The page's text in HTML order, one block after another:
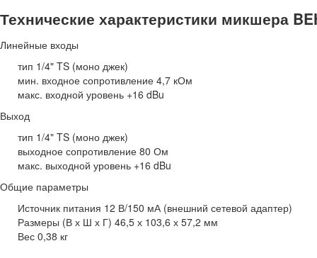
Технические характеристики микшера
Линейные входы
тип 1/4" TS (моно джек)
мин. входное сопротивление 4,7 кОм
макс. входной уровень +16 dBu
Выход
тип 1/4" TS (моно джек)
выходное сопротивление 80 Ом
макс. выходной уровень +16 dBu
Общие параметры
Источник питания 12 В/150 мА (внешний сетевой адаптер)
Размеры (В х Ш х Г) 46,5 х 103,6 х 57,2 мм
Вес 0,38 кг